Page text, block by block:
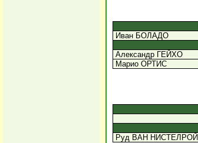
Иван БОЛАДО
Александр ГЕЙХО
Марио ОРТИС
Руд ВАН НИСТЕЛРОЙ